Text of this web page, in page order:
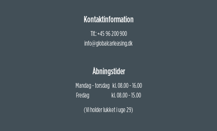
Kontaktinformation
Tlf.: +45 96 200 900
info@globalcarleasing.dk
Åbningstider
Mandag - torsdag kl. 08.00 - 16.00
Fredag kl. 08.00 - 15.00
(Vi holder lukket i uge 29)